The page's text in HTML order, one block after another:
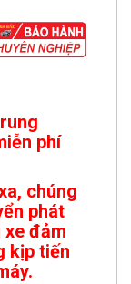
phí
chúng
phát
xe đảm
kịp tiến